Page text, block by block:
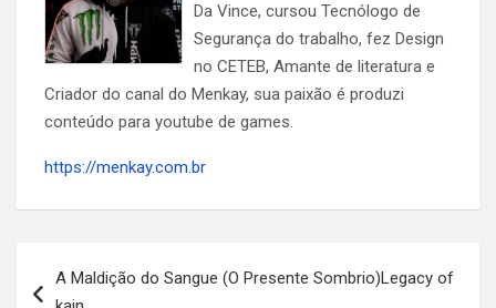
Da Vince, cursou Tecnólogo de
Segurança do trabalho, fez Design
no CETEB, Amante de literatura e
Criador do canal do Menkay, sua paixão é produzi
conteúdo para youtube de games.
https://menkay.com.br
de
A Maldição do Sangue (O Presente Sombrio)Legacy of